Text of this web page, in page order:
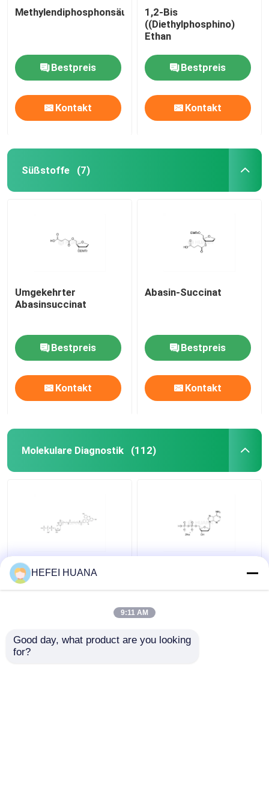
Methylendiphosphonsäure
Bestpreis
Kontakt
1,2-Bis
((Diethylphosphino)
Ethan
Bestpreis
Kontakt
Süßstoffe (7)
Umgekehrter
Abasinsuccinat
Bestpreis
Kontakt
Abasin-Succinat
Bestpreis
Kontakt
Molekulare Diagnostik (112)
Fluorescein-12-dUTP
1mM Natriumlösung
HEFEI HUANA
9:11 AM
Good day, what product are you looking
for?